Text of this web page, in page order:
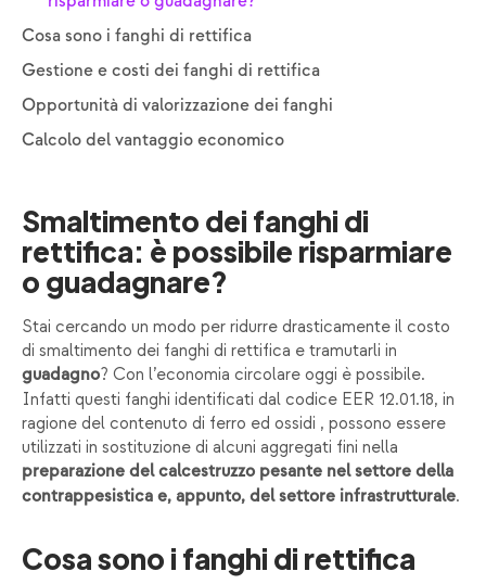
Cosa sono i fanghi di rettifica
Gestione e costi dei fanghi di rettifica
Opportunità di valorizzazione dei fanghi
Calcolo del vantaggio economico
Smaltimento dei fanghi di
rettifica: è possibile risparmiare
o guadagnare?
Stai cercando un modo per ridurre drasticamente il costo
di smaltimento dei fanghi di rettifica e tramutarli in
guadagno? Con l’economia circolare oggi è possibile.
Infatti questi fanghi identificati dal codice EER 12.01.18, in
ragione del contenuto di ferro ed ossidi , possono essere
utilizzati in sostituzione di alcuni aggregati fini nella
preparazione del calcestruzzo pesante nel settore della
contrappesistica e, appunto, del settore infrastrutturale.
Cosa sono i fanghi di rettifica